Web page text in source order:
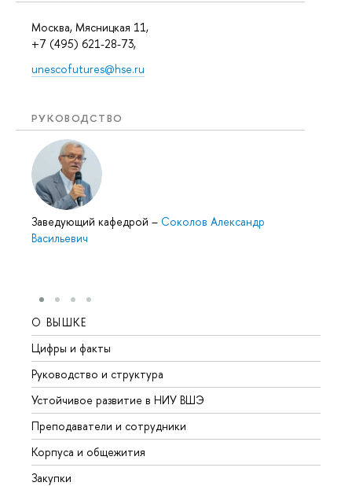
Москва, Мясницкая 11,
+7 (495) 621-28-73,
unescofutures@hse.ru
РУКОВОДСТВО
Заведующий кафедрой – Соколов Александр
Васильевич
О ВЫШКЕ
Цифры и факты
Руководство и структура
Устойчивое развитие в НИУ ВШЭ
Преподаватели и сотрудники
Корпуса и общежития
Закупки